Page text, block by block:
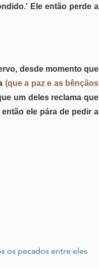
Ele então perde a
desde momento que
(que a paz e as bênçãos
um deles reclama que
ele pára de pedir a
os pecados entre eles